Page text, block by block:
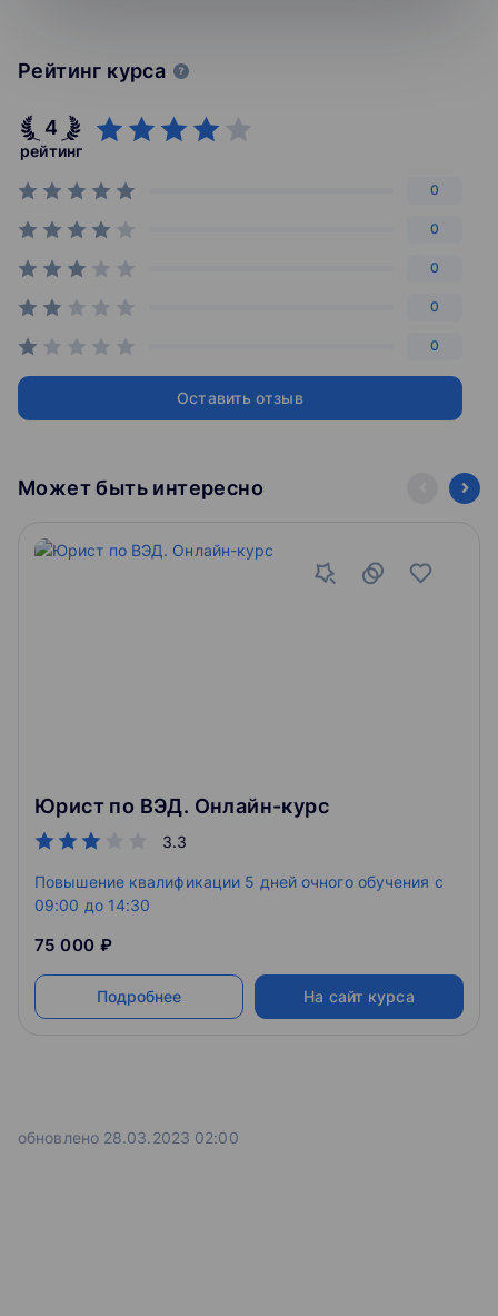
Рейтинг курса
4
рейтинг
0
0
0
0
0
Оставить отзыв
Может быть интересно
Юрист по ВЭД. Онлайн-курс
3.3
Повышение квалификации 5 дней очного обучения c
09:00 до 14:30
75 000 ₽
Подробнее На сайт курса
обновлено 28.03.2023 02:00